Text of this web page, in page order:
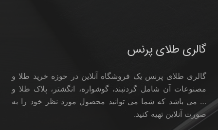
گالری طلای پرنس
گالری طلای پرنس یک فروشگاه آنلاین در حوزه خرید طلا و
مصنوعات آن شامل گردنبند، گوشواره، انگشتر، پلاک طلا و
… می باشد که شما می توانید محصول مورد نظر خود را به
صورت آنلاین تهیه کنید.